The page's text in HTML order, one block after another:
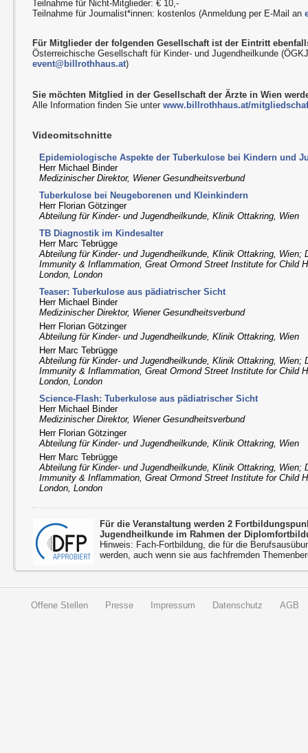
Teilnahme für Nicht-Mitglieder: € 10,-
Teilnahme für Journalist*innen: kostenlos (Anmeldung per E-Mail an
Für Mitglieder der folgenden Gesellschaft ist der Eintritt
Österreichische Gesellschaft für Kinder- und Jugendheilkunde
event@billrothhaus.at)
Sie möchten Mitglied in der Gesellschaft der Ärzte in Wien
Alle Information finden Sie unterwww.billrothhaus.at/
Videomitschnitte
Epidemiologische Aspekte der Tuberkulose bei Kindern und
Herr Michael Binder
Medizinischer Direktor, Wiener Gesundheitsverbund
Tuberkulose bei Neugeborenen und Kleinkindern
Herr Florian Götzinger
Abteilung für Kinder- und Jugendheilkunde, Klinik Ottakring, Wien
TB Diagnostik im Kindesalter
Herr Marc Tebrügge
Abteilung für Kinder- und Jugendheilkunde, Klinik Ottakring, Wien;
Immunity & Inflammation, Great Ormond Street Institute for Child
London, London
Teaser: Tuberkulose aus pädiatrischer Sicht
Herr Michael Binder
Medizinischer Direktor, Wiener Gesundheitsverbund
Herr Florian Götzinger
Abteilung für Kinder- und Jugendheilkunde, Klinik Ottakring, Wien
Herr Marc Tebrügge
Abteilung für Kinder- und Jugendheilkunde, Klinik Ottakring, Wien;
Immunity & Inflammation, Great Ormond Street Institute for Child
London, London
Science-Flash: Tuberkulose aus pädiatrischer Sicht
Herr Michael Binder
Medizinischer Direktor, Wiener Gesundheitsverbund
Herr Florian Götzinger
Abteilung für Kinder- und Jugendheilkunde, Klinik Ottakring, Wien
Herr Marc Tebrügge
Abteilung für Kinder- und Jugendheilkunde, Klinik Ottakring, Wien;
Immunity & Inflammation, Great Ormond Street Institute for Child
London, London
Für die Veranstaltung werden 2
Jugendheilkunde im Rahmen der
Hinweis: Fach-Fortbildung, die für die
werden, auch wenn sie aus fachfremden
Offene Stellen Presse Impressum Datenschutz AGB